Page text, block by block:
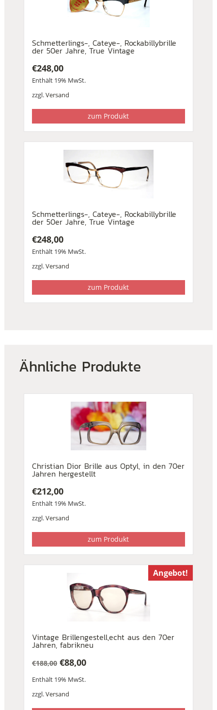
Schmetterlings-, Cateye-, Rockabillybrille
der 50er Jahre, True Vintage
€248,00
Enthält 19% MwSt.
zzgl.Versand
zum Produkt
Schmetterlings-, Cateye-, Rockabillybrille
der 50er Jahre, True Vintage
€248,00
Enthält 19% MwSt.
zzgl.Versand
zum Produkt
Ähnliche Produkte
Christian Dior Brille aus Optyl, in den 70er
Jahren hergestellt
€212,00
Enthält 19% MwSt.
zzgl.Versand
zum Produkt
Angebot!
Vintage Brillengestell,echt aus den 70er
Jahren, fabrikneu
€188,00
Preis
war:
€88,00
Preis
ist:
Enthält 19% MwSt.
zzgl.Versand